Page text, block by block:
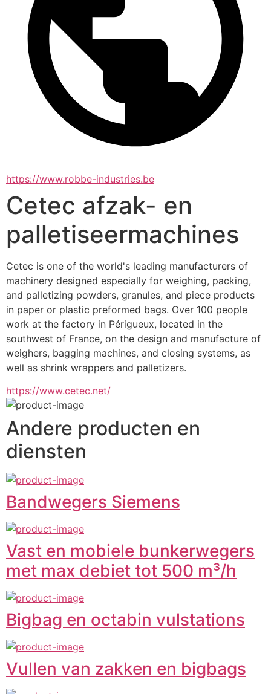
https://www.robbe-industries.be
Cetec afzak- en
palletiseermachines
Cetec is one of the world's leading manufacturers of
machinery designed especially for weighing, packing,
and palletizing powders, granules, and piece products
in paper or plastic preformed bags. Over 100 people
work at the factory in Périgueux, located in the
southwest of France, on the design and manufacture of
weighers, bagging machines, and closing systems, as
well as shrink wrappers and palletizers.
https://www.cetec.net/
Andere producten en
diensten
Bandwegers Siemens
Vast en mobiele bunkerwegers
met max debiet tot 500 m³/h
Bigbag en octabin vulstations
Vullen van zakken en bigbags